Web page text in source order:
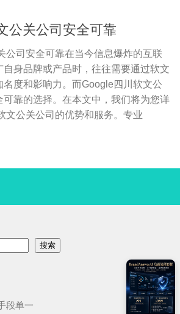
公关公司安全可靠
公司安全可靠在当今信息爆炸的互联
自身品牌或产品时，往往需要通过软文
度和影响力。而Google四川软文公
可靠的选择。在本文中，我们将为您详
文公关公司的优势和服务。专业
搜索
段单一